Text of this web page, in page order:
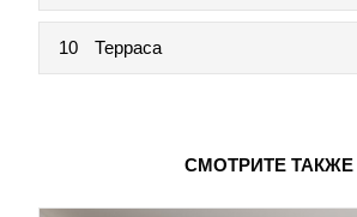
10 Терраса
СМОТРИТЕ ТАКЖЕ